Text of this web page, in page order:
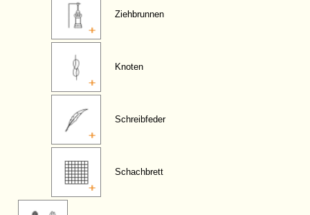
Ziehbrunnen
Knoten
Schreibfeder
Schachbrett